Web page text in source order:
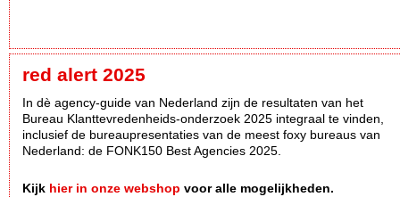
red alert 2025
In dè agency-guide van Nederland zijn de resultaten van het
Bureau Klanttevredenheids-onderzoek 2025 integraal te vinden,
inclusief de bureaupresentaties van de meest foxy bureaus van
Nederland: de FONK150 Best Agencies 2025.
Kijk hier in onze webshop voor alle mogelijkheden.